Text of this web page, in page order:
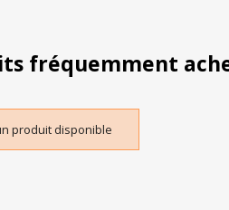
fréquemment
produit disponible